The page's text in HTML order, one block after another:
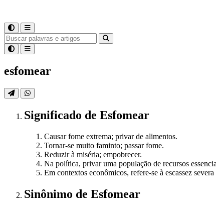
esfomear
Significado de Esfomear
Causar fome extrema; privar de alimentos.
Tornar-se muito faminto; passar fome.
Reduzir à miséria; empobrecer.
Na política, privar uma população de recursos
Em contextos econômicos, refere-se à escassez
Sinônimo de Esfomear